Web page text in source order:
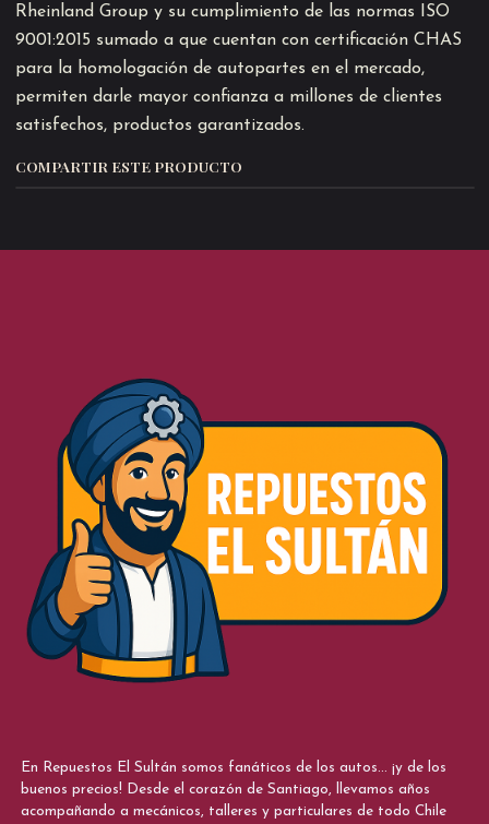
Rheinland Group y su cumplimiento de las normas ISO
9001:2015 sumado a que cuentan con certificación CHAS
para la homologación de autopartes en el mercado,
permiten darle mayor confianza a millones de clientes
satisfechos, productos garantizados.
COMPARTIR ESTE PRODUCTO
En Repuestos El Sultán somos fanáticos de los autos... ¡y de los
buenos precios! Desde el corazón de Santiago, llevamos años
acompañando a mecánicos, talleres y particulares de todo Chile